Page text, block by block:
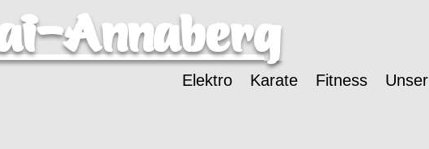
Annaberg
Elektro Karate Fitness